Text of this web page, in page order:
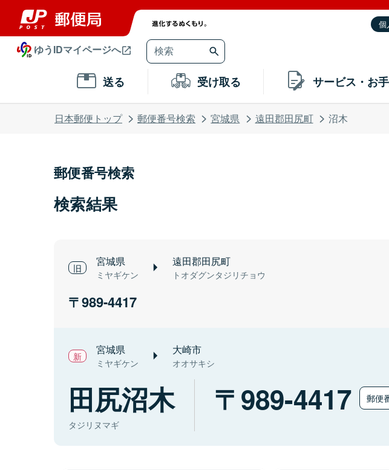
個
ゆうIDマイページへ
送る 受け取る サービス・お
日本郵便トップ 郵便番号検索 宮城県 遠田郡田尻町 沼木
郵便番号検索
検索結果
宮城県
ミヤギケン
遠田郡田尻町
トオダグンタジリチョウ
989-4417
宮城県
ミヤギケン
大崎市
オオサキシ
田尻沼木
タジリヌマギ
989-4417 郵便